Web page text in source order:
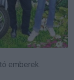
emberek.